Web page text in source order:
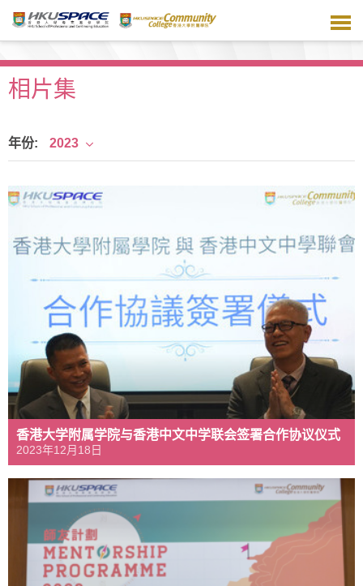
主
容相片集
年份: 2023
香港大学附属学院与香港中文中学联会签署合作协议仪式
2023年12月18日